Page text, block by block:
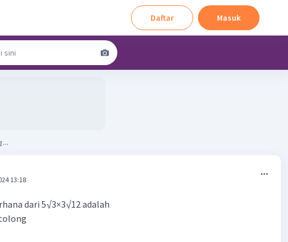
Daftar Masuk
dong ...
13:18
dari 5√3×3√12 adalah